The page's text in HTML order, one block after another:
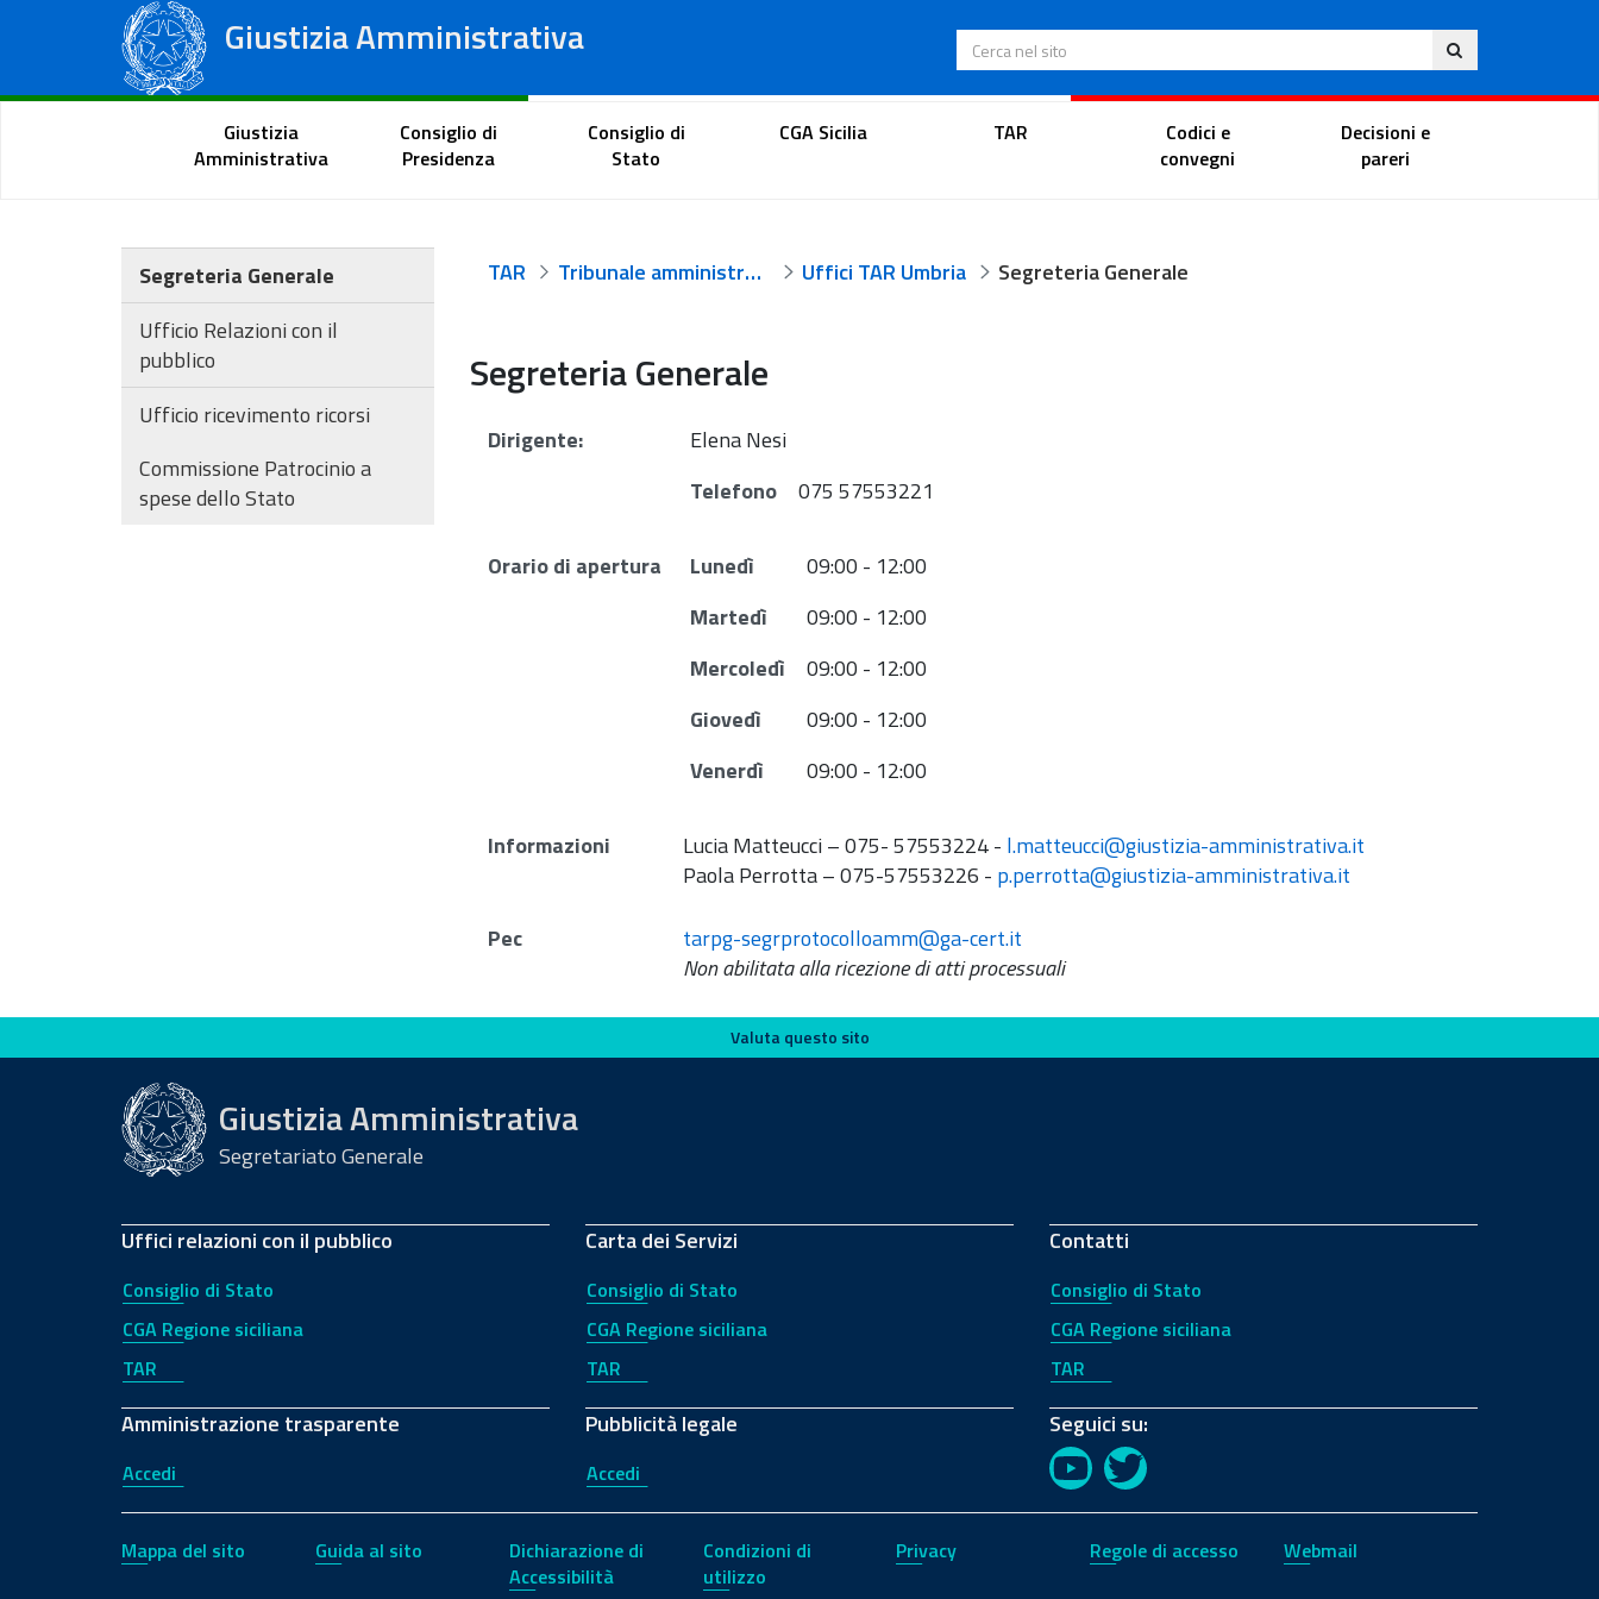
Giustizia Amministrativa
Tribunali Amministrativi Regionali
Ita
Cerca nel sito
Portale del cittadino Portale dell'avvocato Portale del magistrato
Giustizia
Amministrativa
Consiglio di
Presidenza
Consiglio di
Stato
CGA Sicilia TAR
Codici e
convegni
Decisioni e
pareri
Segreteria Generale
Ufficio Relazioni con il
pubblico
Ufficio ricevimento ricorsi
Commissione Patrocinio a
spese dello Stato
TAR Tribunale amministrativo regionale per l'Umbria Uffici TAR Umbria Segreteria Generale
Segreteria Generale
Dirigente:
Elena Nesi
Telefono
075 57553221
Orario di apertura Lunedì
09:00 - 12:00
Martedì
09:00 - 12:00
Mercoledì
09:00 - 12:00
Giovedì
09:00 - 12:00
Venerdì
09:00 - 12:00
Informazioni Lucia Matteucci – 075- 57553224 - l.matteucci@giustizia-amministrativa.it
Paola Perrotta – 075-57553226 - p.perrotta@giustizia-amministrativa.it
Pec
tarpg-segrprotocolloamm@ga-cert.it
Non abilitata alla ricezione di atti processuali
Valuta questo sito Valuta questo sito
Giustizia Amministrativa
Segretariato Generale
Uffici relazioni con il pubblico
Consiglio di Stato
CGA Regione siciliana
TAR
Amministrazione trasparente
Accedi
Carta dei Servizi
Consiglio di Stato
CGA Regione siciliana
TAR
Pubblicità legale
Accedi
Contatti
Consiglio di Stato
CGA Regione siciliana
TAR
Seguici su:
YouTubeTwitter
Mappa del sito Guida al sito
Dichiarazione di
Accessibilità
Condizioni di
utilizzo
Privacy Regole di accesso Webmail